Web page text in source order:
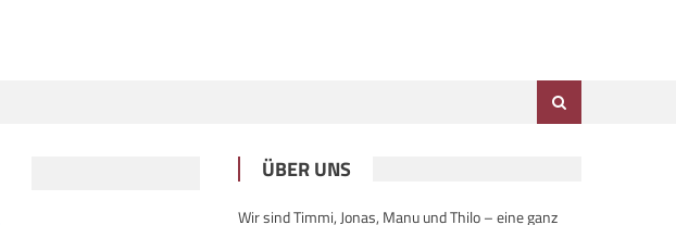
ÜBER UNS
Wir sind Timmi, Jonas, Manu und Thilo – eine ganz